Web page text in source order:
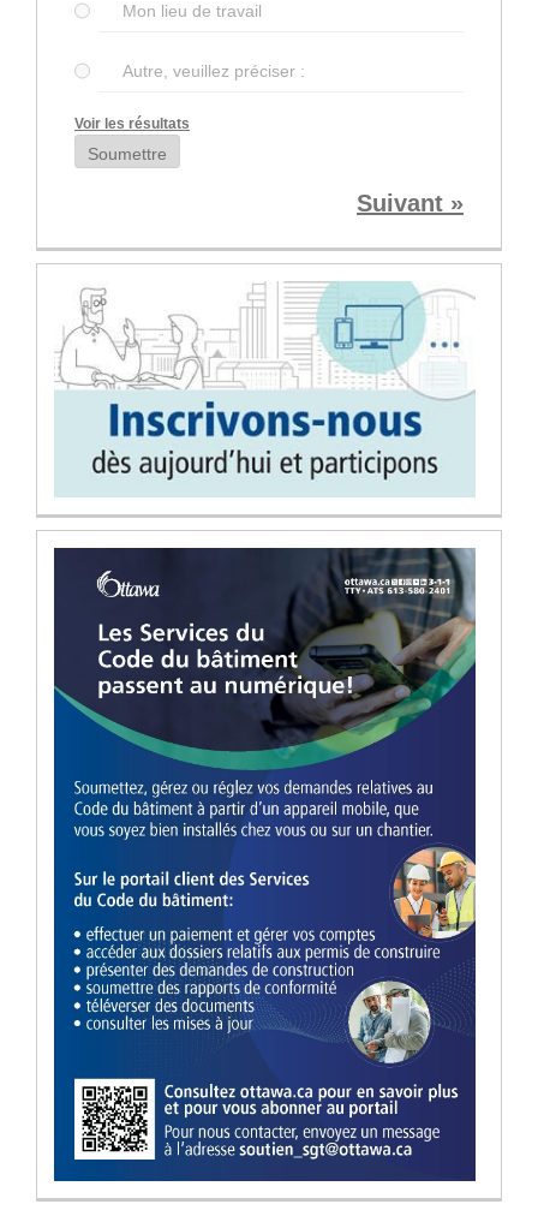
Mon lieu de travail
Autre, veuillez préciser :
Voir les résultats
Soumettre
Suivant